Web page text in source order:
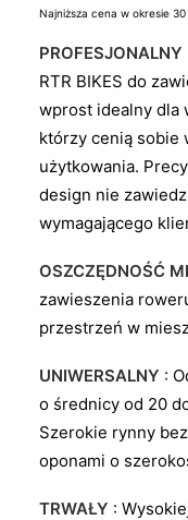
cena
wynosiła:
119,00zł.
Najniższa cena w okresie
PROFESJONALNY
RTR BIKES do
wprost idealny dla
którzy cenią sobie
użytkowania.
design nie
wymagającego
OSZCZĘDNOŚĆ
zawieszenia
przestrzeń w
UNIWERSALNY :
o średnicy od 20
Szerokie rynny
oponami o
TRWAŁY :